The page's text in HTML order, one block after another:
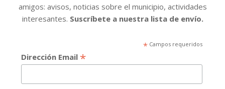
amigos: avisos, noticias sobre el municipio, actividades
interesantes. Suscríbete a nuestra lista de envío.
*Campos requeridos
Dirección Email *